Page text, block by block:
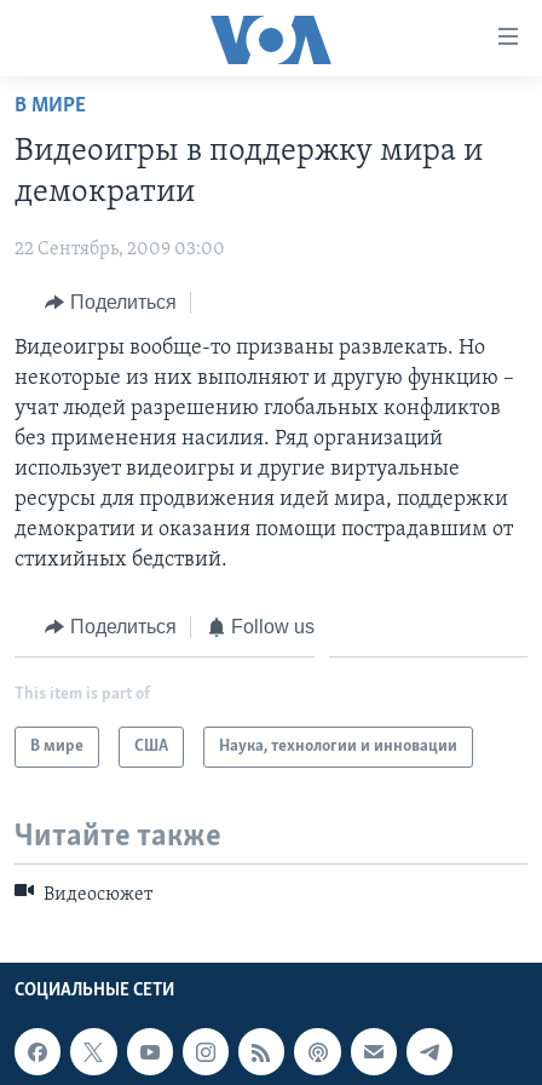
Перейти
основной
контент
навигации
Перейти
поиск
ПРОГРАММЫ
НОВОСТИ ЗА МИНУТУ
ИТОГИ
ПОЧЕМУ ЭТО ВАЖНО?
ДИСКУССИЯ VOA
ДЕТАЛИ
НЬЮ-ЙОРК NEW YORK
АМЕРИКА. БОЛЬШОЕ ПУТЕШЕСТВИЕ
ПРОЕКТЫ
УЧИМ АНГЛИЙСКИЙ
НАША АМЕРИКАНСКАЯ ИСТОРИЯ
А КАК В АМЕРИКЕ?
АРТЕФАКТЫ
АМЕРИКАНСКИЕ ГОРОДКИ
ТЕСТЫ
ЭКСПЕРТИЗА
ИНТЕРВЬЮ
ФАКТЫ ПРОТИВ ФЕЙКОВ
ЗА СВОБОДУ ПРЕССЫ
УЧИМ АНГЛИЙСКИЙ
ВИДЕО
ПОДПИСКА НА НОВОСТИ
Языки
В МИРЕ
Видеоигры в поддержку мира и
демократии
22 Сентябрь, 2009 03:00
Поделиться
Видеоигры вообще-то призваны развлекать. Но
некоторые из них выполняют и другую функцию –
учат людей разрешению глобальных конфликтов
без применения насилия. Ряд организаций
использует видеоигры и другие виртуальные
ресурсы для продвижения идей мира, поддержки
демократии и оказания помощи пострадавшим от
стихийных бедствий.
Поделиться Follow us
This item is part of
В мире США Наука, технологии и инновации
Читайте также
Видеосюжет
СОЦИАЛЬНЫЕ СЕТИ